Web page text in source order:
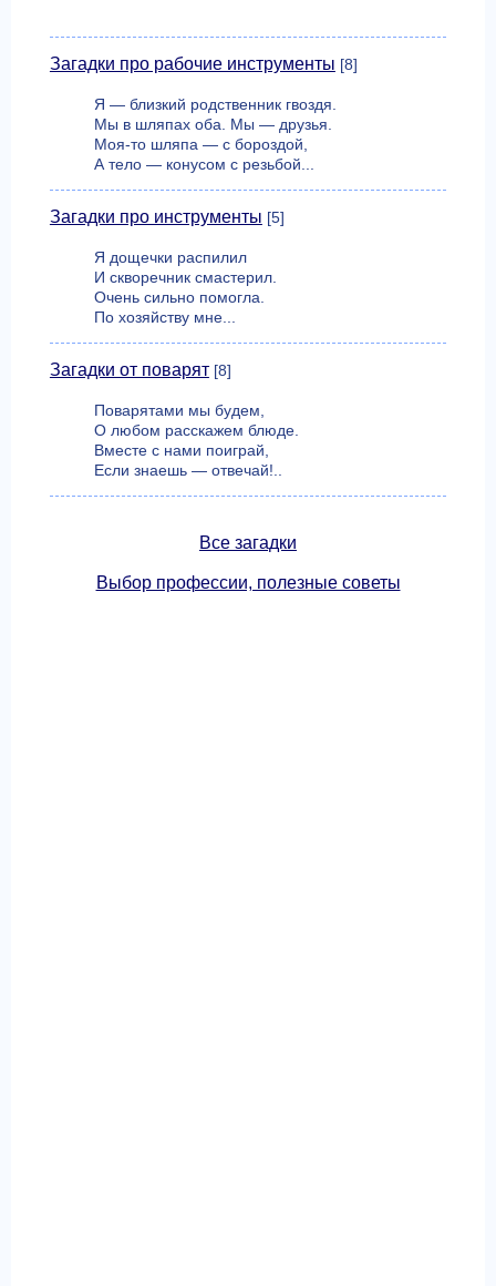
Загадки про рабочие инструменты [8]
Я — близкий родственник гвоздя.
Мы в шляпах оба. Мы — друзья.
Моя-то шляпа — с бороздой,
А тело — конусом с резьбой...
Загадки про инструменты [5]
Я дощечки распилил
И скворечник смастерил.
Очень сильно помогла.
По хозяйству мне...
Загадки от поварят[8]
Поварятами мы будем,
О любом расскажем блюде.
Вместе с нами поиграй,
Если знаешь — отвечай!..
Все загадки
Выбор профессии, полезные советы